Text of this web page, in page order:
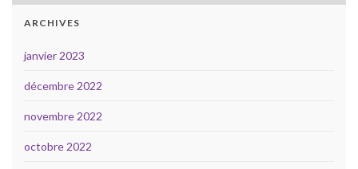
ARCHIVES
janvier 2023
décembre 2022
novembre 2022
octobre 2022